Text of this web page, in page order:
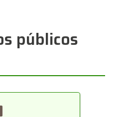
públicos